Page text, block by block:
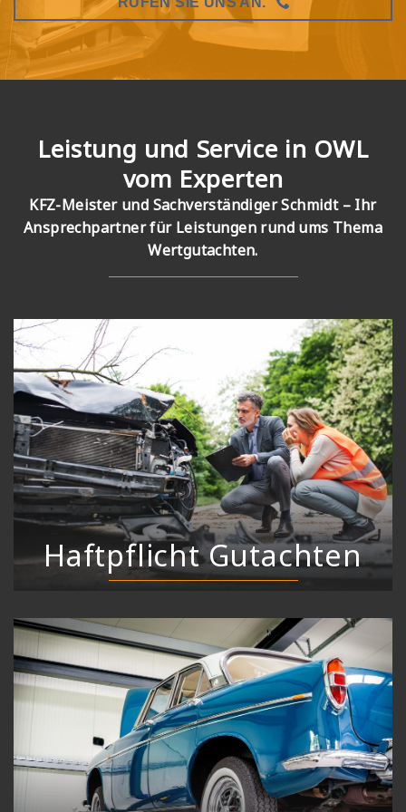
Leistung und Service in OWL
vom Experten
KFZ-Meister und Sachverständiger Schmidt – Ihr
Ansprechpartner für Leistungen rund ums Thema
Wertgutachten.
Haftpflicht Gutachten